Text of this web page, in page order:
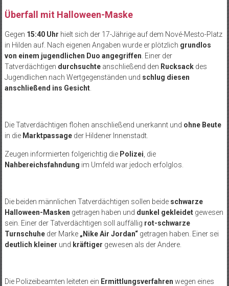
Überfall mit Halloween-Maske
Gegen 15:40 Uhr hielt sich der 17-Jährige auf dem Nové-Mesto-Platz
in Hilden auf. Nach eigenen Angaben wurde er plötzlich grundlos
von einem jugendlichen Duo angegriffen . Einer der
Tatverdächtigen durchsuchteanschließend den Rucksackdes
Jugendlichen nach Wertgegenständen und schlug diesen
anschließend ins Gesicht.
Die Tatverdächtigen flohen anschließend unerkannt und ohne Beute
in die Marktpassageder Hildener Innenstadt.
Zeugen informierten folgerichtig diePolizei , die
Nahbereichsfahndung im Umfeld war jedoch erfolglos.
Die beiden männlichen Tatverdächtigen sollen beideschwarze
Halloween-Masken getragen haben und dunkel gekleidetgewesen
sein. Einer der Tatverdächtigen soll auffällig rot-schwarze
Turnschuhe der Marke„Nike Air Jordan“getragen haben. Einer sei
deutlich kleiner und kräftiger gewesen als der Andere.
Die Polizeibeamten leiteten ein Ermittlungsverfahren wegen eines